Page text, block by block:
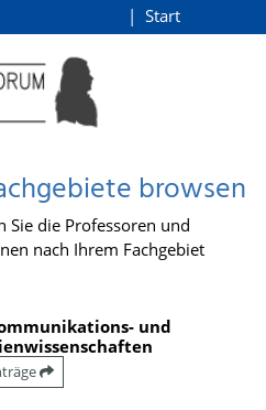
Start
browsen
Sie die Professoren und
nach Ihrem Fachgebiet
und